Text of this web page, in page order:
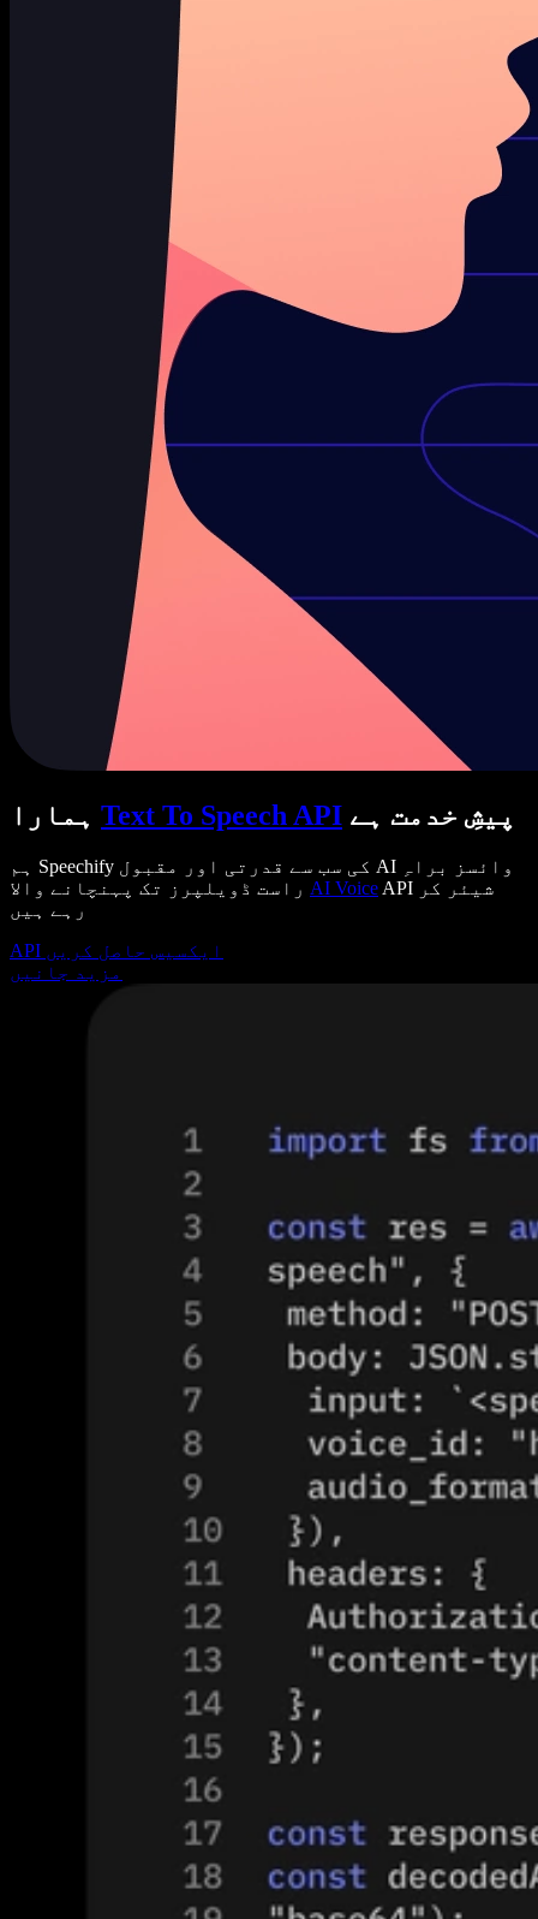
Text To Speech API پیشِ خدمت ہے
ہم Speechify کی سب سے قدرتی اور مقبول AI وائسز براہِ
AI Voice API شیئر کر
رہے ہیں
API ایکسیس حاصل کریں
مزید جانیں